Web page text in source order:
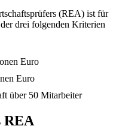
(REA) ist für
drei folgenden Kriterien
Euro
Euro
über 50 Mitarbeiter
REA